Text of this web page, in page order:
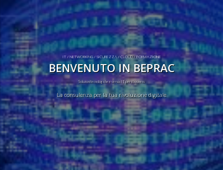
IT / NETWORKING / SICUREZZA / CLOUD / FORMAZIONE
BENVENUTO IN BEPRAC
Soluzioni tecnologiche e servizi IT per il business
La consulenza per la tua rivoluzione digitale